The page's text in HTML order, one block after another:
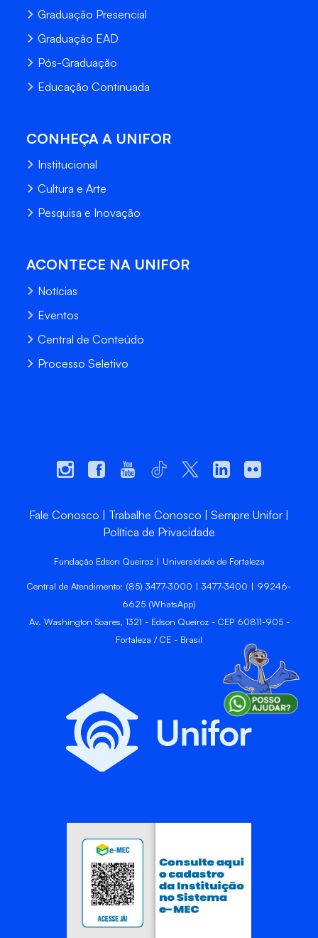
Graduação Presencial
Graduação EAD
Pós-Graduação
Educação Continuada
CONHEÇA A UNIFOR
Institucional
Cultura e Arte
Pesquisa e Inovação
ACONTECE NA UNIFOR
Notícias
Eventos
Central de Conteúdo
Processo Seletivo
Fale Conosco Trabalhe Conosco
Sempre Unifor
Política de Privacidade
Fundação Edson Queiroz | Universidade de Fortaleza
Central de Atendimento: (85) 3477-3000 | 3477-3400 | 99246-
6625 (WhatsApp)
Av. Washington Soares, 1321 - Edson Queiroz - CEP 60811-905 -
Fortaleza / CE - Brasil